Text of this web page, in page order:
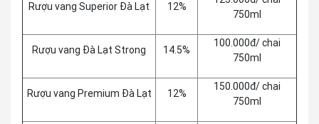
Rượu vang Superior Đà Lạt 12%
750ml
Rượu vang Đà Lạt Strong 14.5%
100.000đ/ chai
750ml
Rượu vang Premium Đà Lạt 12%
150.000đ/ chai
750ml